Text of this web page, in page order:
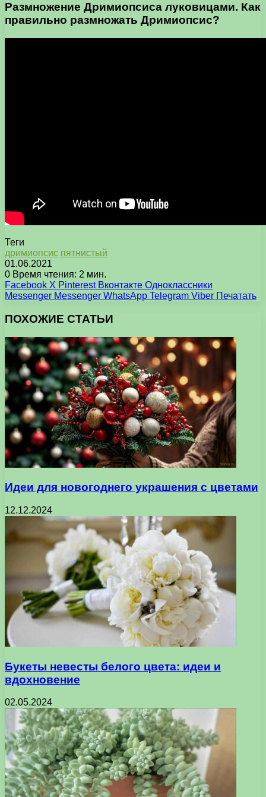
Размножение Дримиопсиса луковицами. Как
правильно размножать Дримиопсис?
Теги
дримиопсис пятнистый
01.06.2021
0 Время чтения: 2 мин.
Facebook X Pinterest Вконтакте Одноклассники
Messenger Messenger WhatsApp Telegram Viber Печатать
ПОХОЖИЕ СТАТЬИ
Идеи для новогоднего украшения с цветами
12.12.2024
Букеты невесты белого цвета: идеи и
вдохновение
02.05.2024